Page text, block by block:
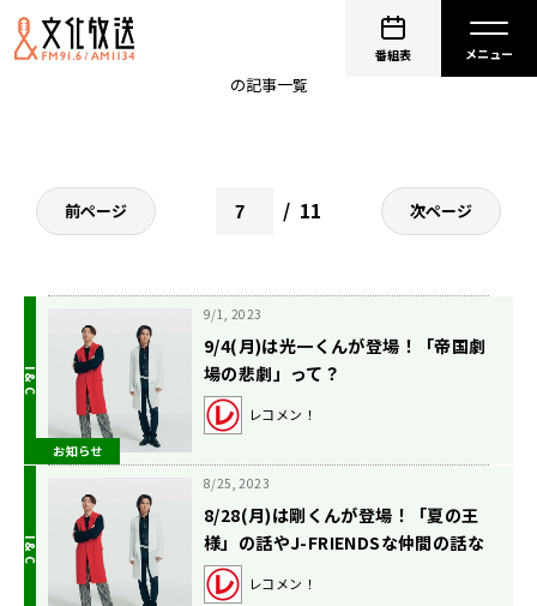
番組表
Kinki Kidsどんなもんヤ！
の記事一覧
前ページ 11 次ページ
お知らせ
9/1, 2023
9/4(月)は光一くんが登場！「帝国劇
場の悲劇」って？
レコメン！
8/25, 2023
8/28(月)は剛くんが登場！「夏の王
様」の話やJ-FRIENDSな仲間の話な
どなど！
レコメン！